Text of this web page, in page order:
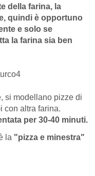
della farina, la
quindi è opportuno
e solo se
la farina sia ben
si modellano pizze di
con altra farina.
per 30-40 minuti.
la "pizza e minestra"